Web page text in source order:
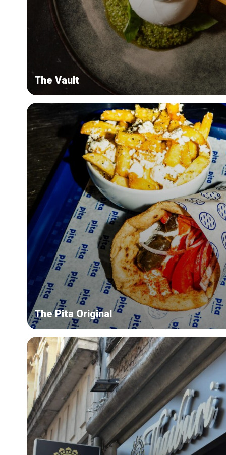
The Vault
The Pita Original